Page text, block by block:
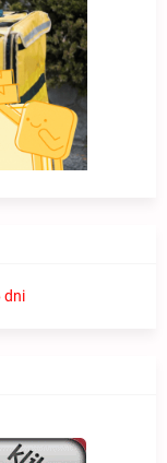
dni